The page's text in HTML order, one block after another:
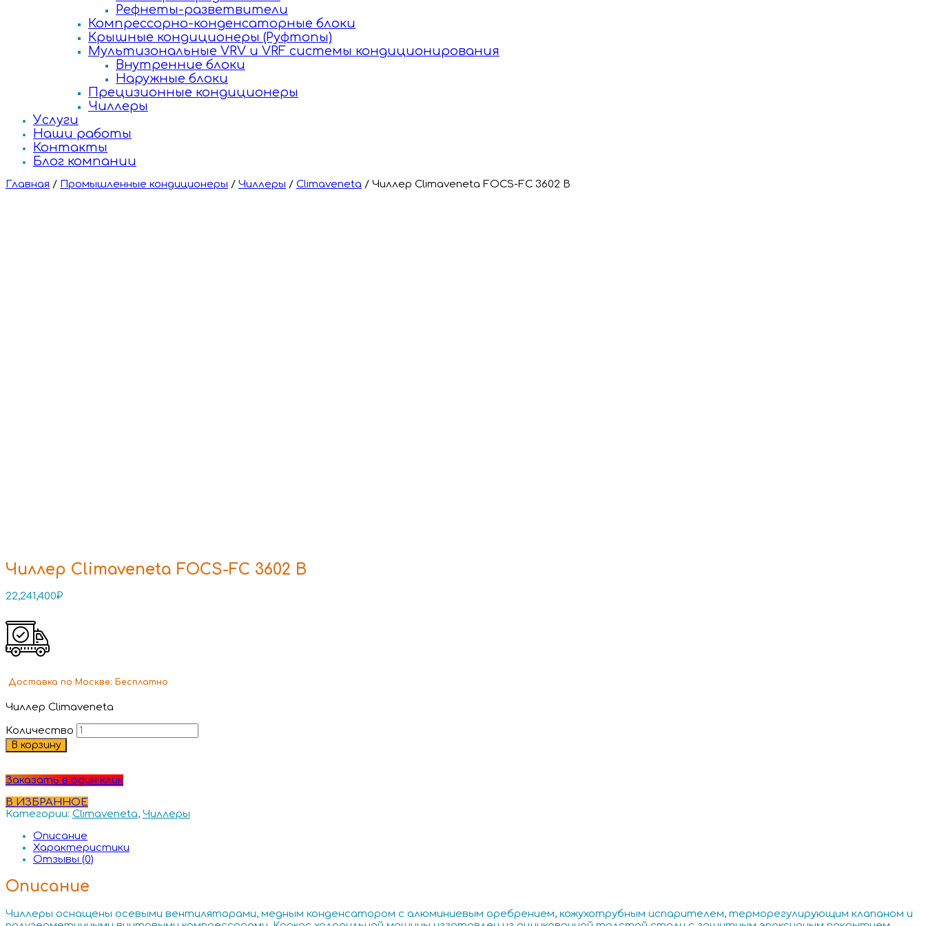
Рефнеты-разветвители
Компрессорно-конденсаторные блоки
Крышные кондиционеры (Руфтопы)
Мультизональные VRV и VRF системы кондиционирования
Внутренние блоки
Наружные блоки
Прецизионные кондиционеры
Чиллеры
Услуги
Наши работы
Контакты
Блог компании
Главная / Промышленные кондиционеры / Чиллеры / Climaveneta / Чиллер Climaveneta FOCS-FC 3602 B
Чиллер Climaveneta FOCS-FC 3602 B
22,241,400₽
Доставка по Москве: Бесплатно
Чиллер Climaveneta
Количество
В корзину
Заказать в один клик
В ИЗБРАННОЕ
Категории: Climaveneta, Чиллеры
Описание
Характеристики
Отзывы (0)
Описание
Чиллеры оснащены осевыми вентиляторами, медным конденсатором с алюминиевым оребрением, кожухотрубным испарителем, терморегулирующим клапаном и